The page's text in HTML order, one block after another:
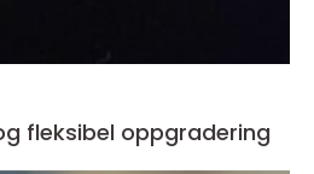
fleksibel oppgradering